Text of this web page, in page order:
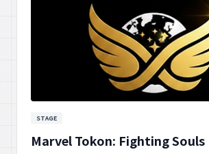
STAGE
Marvel Tokon: Fighting Souls